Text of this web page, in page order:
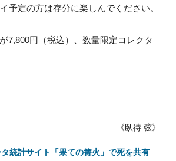
予定の方は存分に楽しんでください。
7,800円（税込）、数量限定コレクタ
《臥待 弦》
統計サイト「果ての篝火」で死を共有